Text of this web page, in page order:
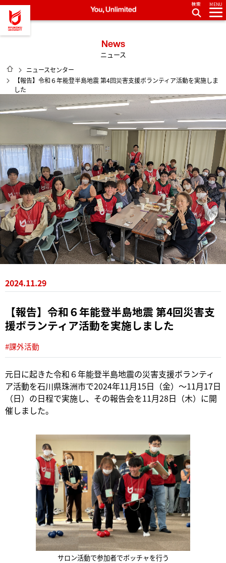
龍谷大学 You, Unlimited
MENU
News
ニュース
HOME
ニュースセンター
【報告】令和６年能登半島地震 第4回災害支援ボランティア活動を実施しま
した
2024.11.29
【報告】令和６年能登半島地震 第4回災害支
援ボランティア活動を実施しました
#課外活動
元日に起きた令和６年能登半島地震の災害支援ボランティ
ア活動を石川県珠洲市で2024年11月15日（金）～11月17日
（日）の日程で実施し、その報告会を11月28日（木）に開
催しました。
サロン活動で参加者でボッチャを行う